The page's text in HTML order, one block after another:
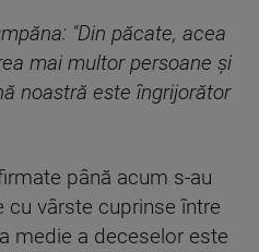
"Din păcate, acea
mai multor persoane şi
noastră este îngrijorător
până acum s-au
cu vârste cuprinse între
medie a deceselor este